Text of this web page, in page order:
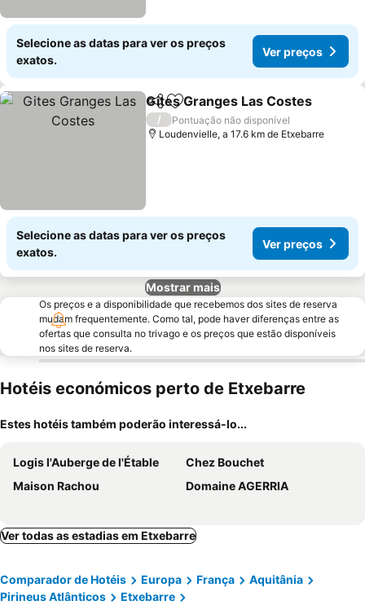
Selecione as datas para ver os preços
exatos.
Ver preços
PartilharAdicionar aos favoritos
Gites Granges Las Costes
/
Pontuação não disponível
Loudenvielle, a 17.6 km de Etxebarre
Selecione as datas para ver os preços
exatos.
Ver preços
Mostrar mais
Os preços e a disponibilidade que recebemos dos sites de reserva
mudam frequentemente. Como tal, pode haver diferenças entre as
ofertas que consulta no trivago e os preços que estão disponíveis
nos sites de reserva.
Hotéis económicos perto de Etxebarre
Estes hotéis também poderão interessá-lo...
Logis l'Auberge de l'Étable
Chez Bouchet
Maison Rachou
Domaine AGERRIA
Ver todas as estadias em Etxebarre
Comparador de Hotéis Europa França
Aquitânia
Pirineus Atlânticos
Etxebarre